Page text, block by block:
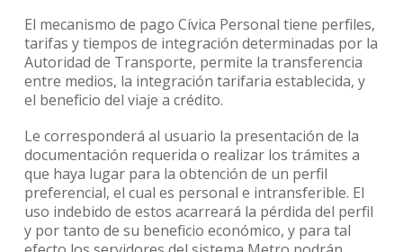
El mecanismo de pago Cívica Personal tiene perfiles,
tarifas y tiempos de integración determinadas por la
Autoridad de Transporte, permite la transferencia
entre medios, la integración tarifaria establecida, y
el beneficio del viaje a crédito.
Le corresponderá al usuario la presentación de la
documentación requerida o realizar los trámites a
que haya lugar para la obtención de un perfil
preferencial, el cual es personal e intransferible. El
uso indebido de estos acarreará la pérdida del perfil
y por tanto de su beneficio económico, y para tal